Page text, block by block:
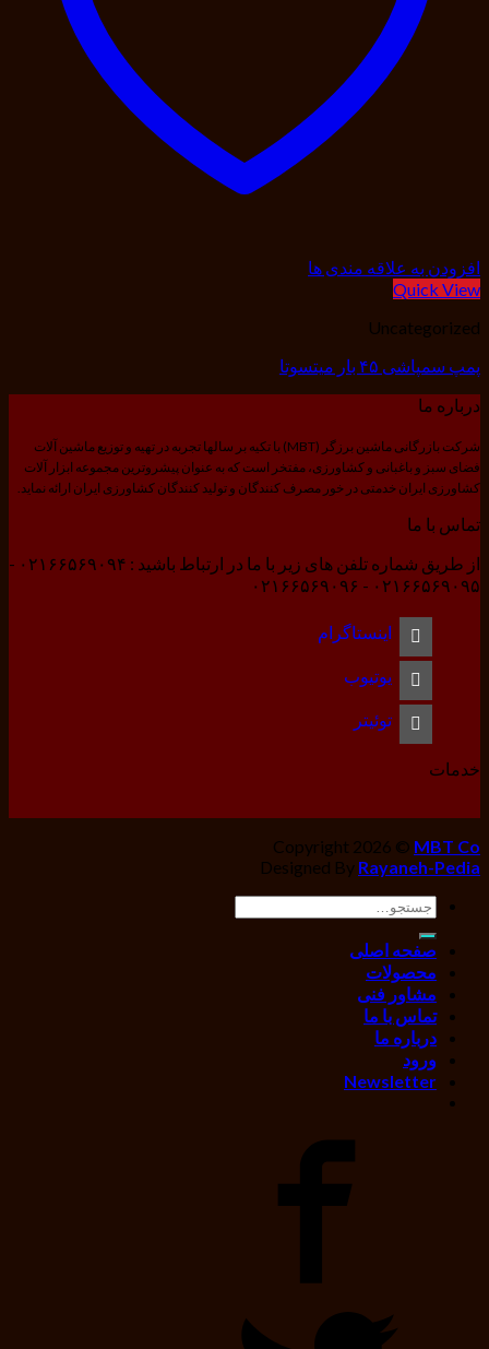
افزودن به علاقه مندی ها
Quick View
Uncategorized
پمپ سمپاشی ۴۵ بار میتسوتا
درباره ما
شرکت بازرگانی ماشین برزگر (MBT) با تکیه بر سالها تجربه در تهیه و توزیع ماشین آلات
فضای سبز و باغبانی و کشاورزی، مفتخر است که به عنوان پیشروترین مجموعه ابزار آلات
کشاورزی ایران خدمتی در خور مصرف کنندگان و تولید کنندگان کشاورزی ایران ارائه نماید.
تماس با ما
از طریق شماره تلفن های زیر با ما در ارتباط باشید : ۰۲۱۶۶۵۶۹۰۹۴ -
۰۲۱۶۶۵۶۹۰۹۵ - ۰۲۱۶۶۵۶۹۰۹۶
اینستاگرام
یوتیوب
توئیتر
خدمات
Copyright 2026 © MBT Co
Designed By Rayaneh-Pedia
جستجو
صفحه اصلی
محصولات
مشاور فنی
تماس با ما
درباره ما
ورود
Newsletter